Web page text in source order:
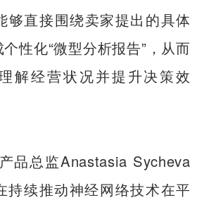
够直接围绕卖家提出的具体
性化“微型分析报告”，从而
解经营状况并提升决策效
品总监Anastasia Sycheva
持续推动神经网络技术在平